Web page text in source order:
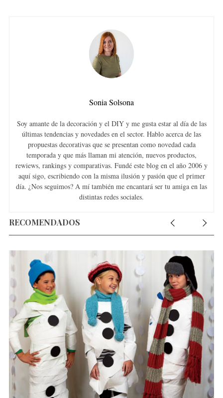
Sonia Solsona
Soy amante de la decoración y el DIY y me gusta estar al día de las
últimas tendencias y novedades en el sector. Hablo acerca de las
propuestas decorativas que se presentan como novedad cada
temporada y que más llaman mi atención, nuevos productos,
rewiews, rankings y comparativas. Fundé este blog en el año 2006 y
aquí sigo, escribiendo con la misma ilusión y pasión que el primer
día. ¿Nos seguimos? A mí también me encantará ser tu amiga en las
distintas redes sociales.
RECOMENDADOS